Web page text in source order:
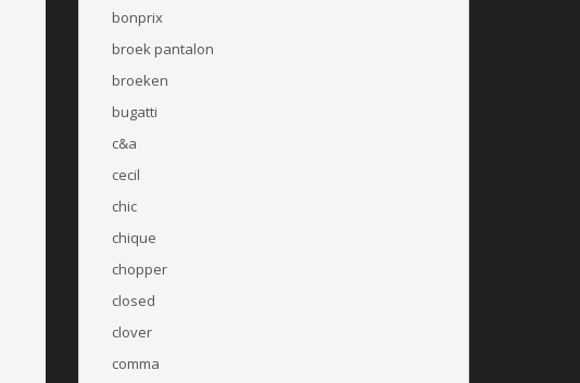
bonprix
broek pantalon
broeken
bugatti
c&a
cecil
chic
chique
chopper
closed
clover
comma